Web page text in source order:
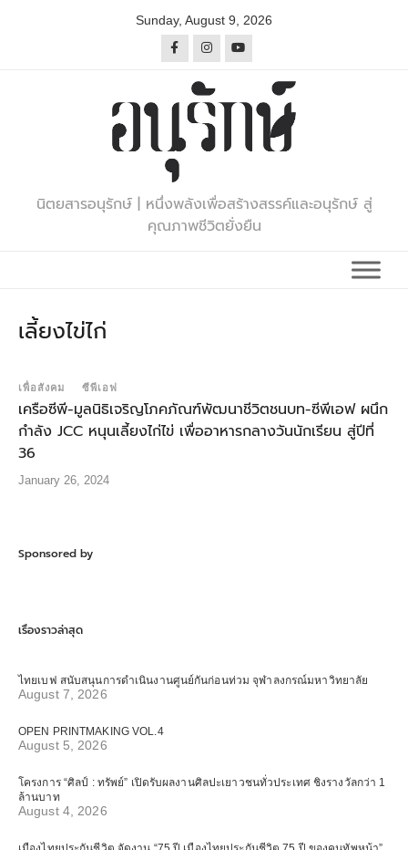
Sunday, August 9, 2026
นิตยสารอนุรักษ์ | หนึ่งพลังเพื่อสร้างสรรค์และอนุรักษ์ สู่
คุณภาพชีวิตยั่งยืน
เลี้ยงไข่ไก่
เพื่อสังคม ซีพีเอฟ
เครือซีพี-มูลนิธิเจริญโภคภัณฑ์พัฒนาชีวิตชนบท-ซีพีเอฟ ผนึก
กำลัง JCC หนุนเลี้ยงไก่ไข่ เพื่ออาหารกลางวันนักเรียน สู่ปีที่
36
January 26, 2024
Sponsored by
เรื่องราวล่าสุด
ไทยเบฟ สนับสนุนการดำเนินงานศูนย์กันก่อนท่วม จุฬาลงกรณ์มหาวิทยาลัย
August 7, 2026
OPEN PRINTMAKING VOL.4
August 5, 2026
โครงการ “ศิลป์ : ทรัพย์” เปิดรับผลงานศิลปะเยาวชนทั่วประเทศ ชิงรางวัลกว่า 1
ล้านบาท
August 4, 2026